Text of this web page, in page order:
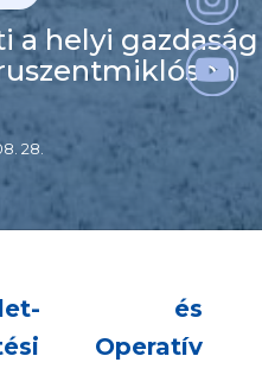
a helyi gazdaság
28.
és
Operatív